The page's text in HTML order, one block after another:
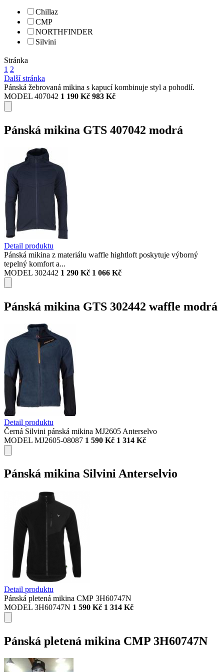
Chillaz
CMP
NORTHFINDER
Silvini
Stránka
1 2
Další stránka
Pánská žebrovaná mikina s kapucí kombinuje styl a pohodlí.
MODEL 407042 1 190 Kč 983 Kč
Pánská mikina GTS 407042 modrá
Detail produktu
Pánská mikina z materiálu waffle hightloft poskytuje výborný
tepelný komfort a...
MODEL 302442 1 290 Kč 1 066 Kč
Pánská mikina GTS 302442 waffle modrá
Detail produktu
Černá Silvini pánská mikina MJ2605 Anterselvo
MODEL MJ2605-08087 1 590 Kč 1 314 Kč
Pánská mikina Silvini Anterselvio
Detail produktu
Pánská pletená mikina CMP 3H60747N
MODEL 3H60747N 1 590 Kč 1 314 Kč
Pánská pletená mikina CMP 3H60747N